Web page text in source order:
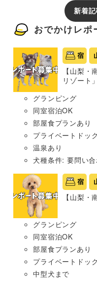
新着
おでかけレポ
宿
【山梨・
リゾート」
グランピング
同室宿泊OK
部屋食プランあり
プライベートドッ
温泉あり
犬種条件: 要問い
宿
【山梨・
グランピング
同室宿泊OK
部屋食プランあり
プライベートドッ
中型犬まで